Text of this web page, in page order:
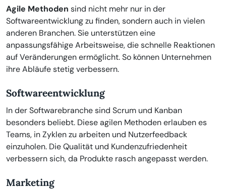
Agile Methoden sind nicht mehr nur in der
Softwareentwicklung zu finden, sondern auch in vielen
anderen Branchen. Sie unterstützen eine
anpassungsfähige Arbeitsweise, die schnelle Reaktionen
auf Veränderungen ermöglicht. So können Unternehmen
ihre Abläufe stetig verbessern.
Softwareentwicklung
In der Softwarebranche sind Scrum und Kanban
besonders beliebt. Diese agilen Methoden erlauben es
Teams, in Zyklen zu arbeiten und Nutzerfeedback
einzuholen. Die Qualität und Kundenzufriedenheit
verbessern sich, da Produkte rasch angepasst werden.
Marketing